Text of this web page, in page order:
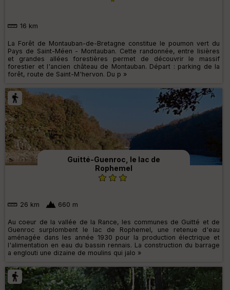
16 km
La Forêt de Montauban-de-Bretagne constitue le poumon vert du
Pays de Saint-Méen - Montauban. Cette randonnée, entre lisières
et grandes allées forestières permet de découvrir le massif
forestier et l'ancien château de Montauban. Départ : parking de la
forêt, route de Saint-M'hervon. Du p »
Guitté-Guenroc, le lac de
Rophemel
26 km 660 m
Au coeur de la vallée de la Rance, les communes de Guitté et de
Guenroc surplombent le lac de Rophemel, une retenue d'eau
aménagée dans les année 1930 pour la production électrique et
l'alimentation en eau du bassin rennais. La construction du barrage
a englouti une dizaine de moulins qui jalo »